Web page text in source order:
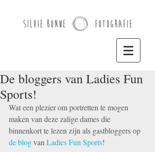
De bloggers van Ladies Fun
Sports!
Wat een plezier om portretten te mogen
maken van deze zalige dames die
binnenkort te lezen zijn als gastbloggers op
de blog van Ladies Fun Sports!